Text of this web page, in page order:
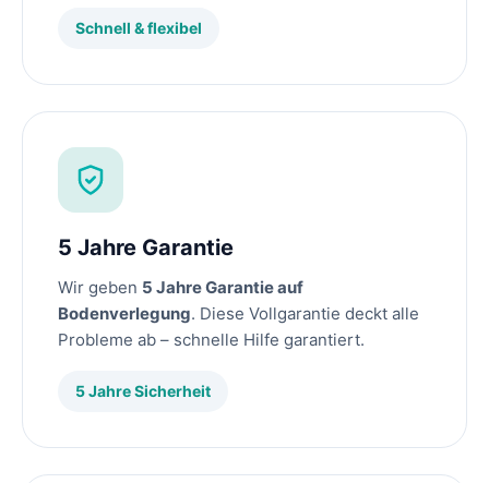
Schnell & flexibel
5 Jahre Garantie
Wir geben 5 Jahre Garantie auf
Bodenverlegung. Diese Vollgarantie deckt alle
Probleme ab – schnelle Hilfe garantiert.
5 Jahre Sicherheit